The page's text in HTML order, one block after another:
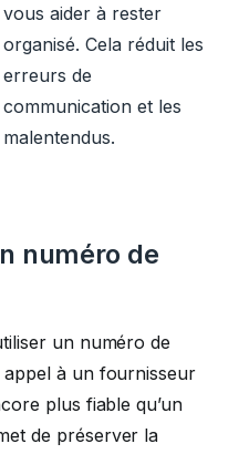
vous aider à rester
organisé. Cela réduit les
erreurs de
communication et les
malentendus.
numéro de
un numéro de
à un fournisseur
plus fiable qu’un
de préserver la